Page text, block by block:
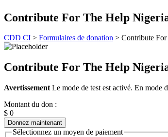
Contribute For The Help
CDD CI > Formulaires de donation > Contribute
Contribute For The Help
Avertissement Le mode de test est activé. En mode
Montant du don :
$ 0
Donnez maintenant
Sélectionnez un moyen de paiement